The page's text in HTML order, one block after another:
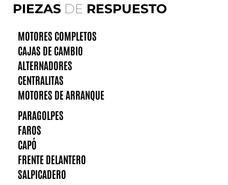
PIEZAS DE RESPUESTO
MOTORES COMPLETOS
CAJAS DE CAMBIO
ALTERNADORES
CENTRALITAS
MOTORES DE ARRANQUE
PARAGOLPES
FAROS
CAPÓ
FRENTE DELANTERO
SALPICADERO